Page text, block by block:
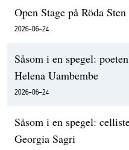
Open Stage på Röda
2026-06-24
Såsom i en spegel:
Helena Uambembe
2026-06-24
Såsom i en spegel:
Georgia Sagri